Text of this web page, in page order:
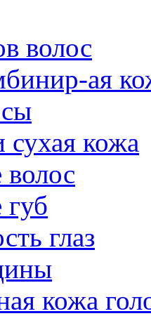
волос
ая
кожа
глаз
кожа